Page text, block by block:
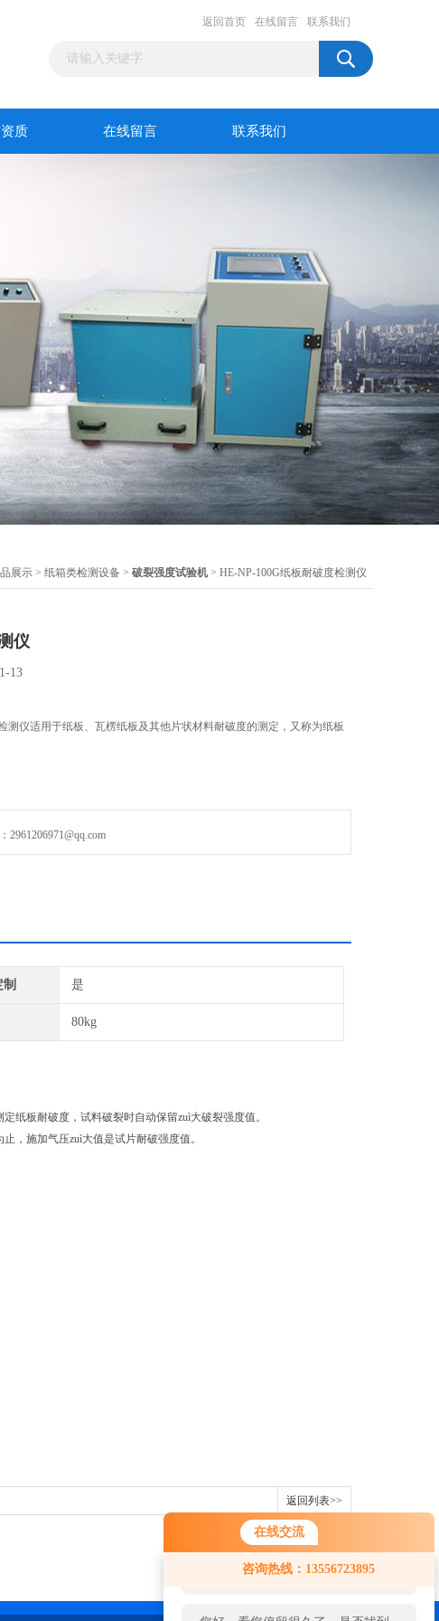
在线交流
咨询热线：13556723895
您好！欢迎前来咨询，很高兴为您
服务，请问您要咨询什么问题呢？
返回首页 在线留言 联系我们
质 在线留言 联系我们
展示 > 纸箱类检测设备 > 破裂强度试验机 > HE-NP-100G纸板耐破度检测仪
仪
13
测仪适用于纸板、瓦楞纸板及其他片状材料耐破度的测定，又称为纸板
2961206971@qq.com
是
80kg
纸板耐破度，试料破裂时自动保留zuì大破裂强度值。
，施加气压zuì大值是试片耐破强度值。
返回列表>>